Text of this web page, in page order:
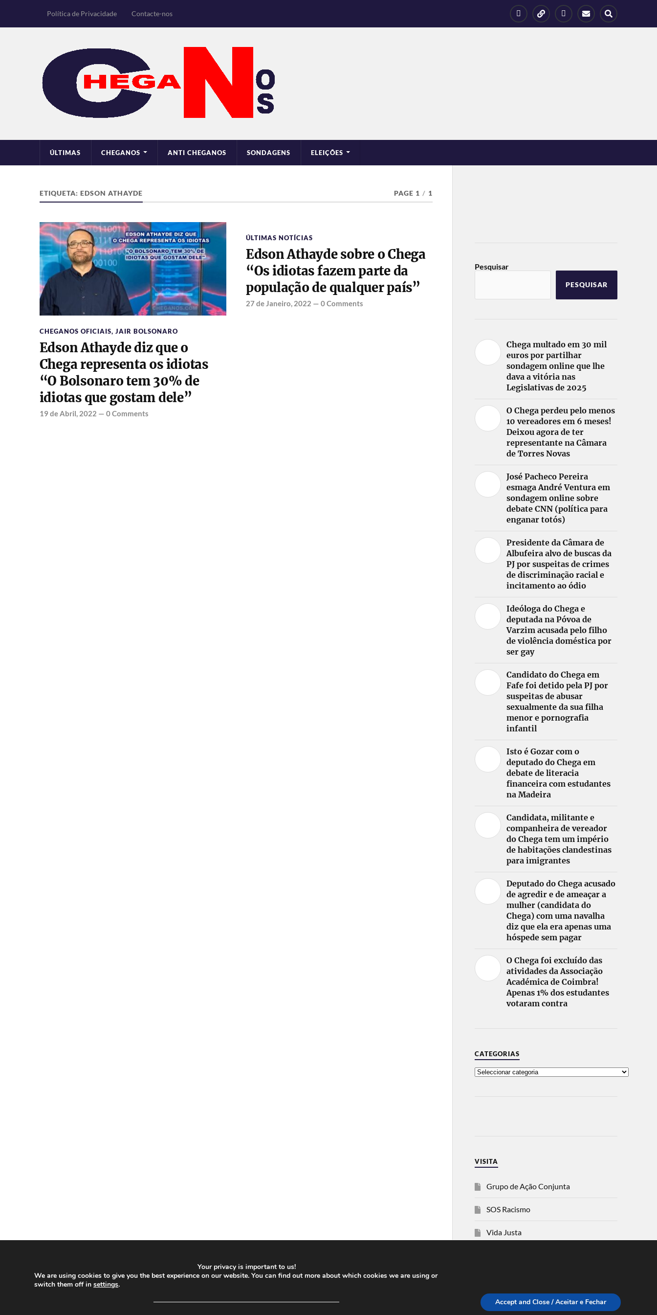
Política de Privacidade Contacte-nos
ÚLTIMAS CHEGANOS ANTI CHEGANOS SONDAGENS ELEIÇÕES
ETIQUETA: EDSON ATHAYDE PAGE 1 / 1
CHEGANOS OFICIAIS, JAIR BOLSONARO
Edson Athayde diz que o
Chega representa os idiotas
“O Bolsonaro tem 30% de
idiotas que gostam dele”
19 de Abril, 2022 — 0 Comments
ÚLTIMAS NOTÍCIAS
Edson Athayde sobre o Chega
“Os idiotas fazem parte da
população de qualquer país”
27 de Janeiro, 2022 — 0 Comments
Pesquisar
PESQUISAR
Chega multado em 30 mil
euros por partilhar
sondagem online que lhe
dava a vitória nas
Legislativas de 2025
O Chega perdeu pelo menos
10 vereadores em 6 meses!
Deixou agora de ter
representante na Câmara
de Torres Novas
José Pacheco Pereira
esmaga André Ventura em
sondagem online sobre
debate CNN (política para
enganar totós)
Presidente da Câmara de
Albufeira alvo de buscas da
PJ por suspeitas de crimes
de discriminação racial e
incitamento ao ódio
Ideóloga do Chega e
deputada na Póvoa de
Varzim acusada pelo filho
de violência doméstica por
ser gay
Candidato do Chega em
Fafe foi detido pela PJ por
suspeitas de abusar
sexualmente da sua filha
menor e pornografia
infantil
Isto é Gozar com o
deputado do Chega em
debate de literacia
financeira com estudantes
na Madeira
Candidata, militante e
companheira de vereador
do Chega tem um império
de habitações clandestinas
para imigrantes
Deputado do Chega acusado
de agredir e de ameaçar a
mulher (candidata do
Chega) com uma navalha
diz que ela era apenas uma
hóspede sem pagar
O Chega foi excluído das
atividades da Associação
Académica de Coimbra!
Apenas 1% dos estudantes
votaram contra
CATEGORIAS
VISITA
Grupo de Ação Conjunta
SOS Racismo
Vida Justa
Your privacy is important to us!
We are using cookies to give you the best experience on our website. You can find out more about which cookies we are using or
switch them off in settings.
──────────────────────────────────────
Accept and Close / Aceitar e Fechar